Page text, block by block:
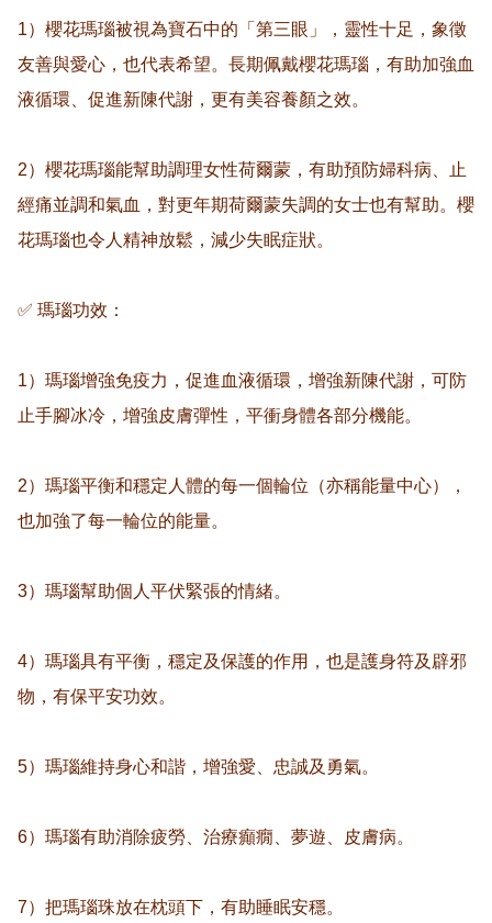
1）櫻花瑪瑙被視為寶石中的「第三眼」，靈性十足，象徵
友善與愛心，也代表希望。長期佩戴櫻花瑪瑙，有助加強血
液循環、促進新陳代謝，更有美容養顏之效。
2）櫻花瑪瑙能幫助調理女性荷爾蒙，有助預防婦科病、止
經痛並調和氣血，對更年期荷爾蒙失調的女士也有幫助。櫻
花瑪瑙也令人精神放鬆，減少失眠症狀。
✅ 瑪瑙功效：
1）瑪瑙增強免疫力，促進血液循環，增強新陳代謝，可防
止手腳冰冷，增強皮膚彈性，平衝身體各部分機能。
2）瑪瑙平衡和穩定人體的每一個輪位（亦稱能量中心），
也加強了每一輪位的能量。
3）瑪瑙幫助個人平伏緊張的情緒。
4）瑪瑙具有平衡，穩定及保護的作用，也是護身符及辟邪
物，有保平安功效。
5）瑪瑙維持身心和諧，增強愛、忠誠及勇氣。
6）瑪瑙有助消除疲勞、治療癲癇、夢遊、皮膚病。
7）把瑪瑙珠放在枕頭下，有助睡眠安穩。